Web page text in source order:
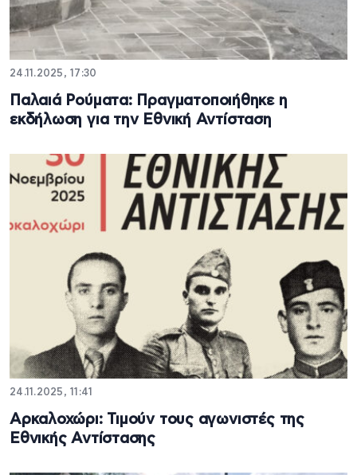
24.11.2025, 17:30
Παλαιά Ρούματα: Πραγματοποιήθηκε η
εκδήλωση για την Εθνική Αντίσταση
24.11.2025, 11:41
Αρκαλοχώρι: Τιμούν τους αγωνιστές της
Εθνικής Αντίστασης